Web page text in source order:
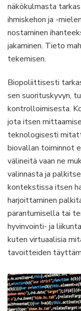
näkökulmasta
ihmiskehon ja -
nostaminen
jakaminen. Tieto
tekemisen.
Biopoliittisesti
sen suorituskyvyn,
kontrolloimisesta.
jota itsen
teknologisesti
biovallan toiminnot
välineitä vaan ne
valinnasta ja
kontekstissa itsen
harjoittaminen
parantumisella tai
hyvinvointi- ja
kuten virtuaalisia
tavoitteiden